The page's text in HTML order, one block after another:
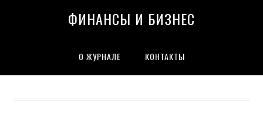
ФИНАНСЫ И БИЗНЕС
О ЖУРНАЛЕ КОНТАКТЫ